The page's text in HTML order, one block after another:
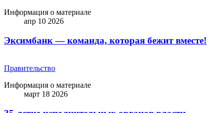
Информация о материале
апр 10 2026
Эксимбанк — команда, которая бежит вместе!
Правительство
Информация о материале
март 18 2026